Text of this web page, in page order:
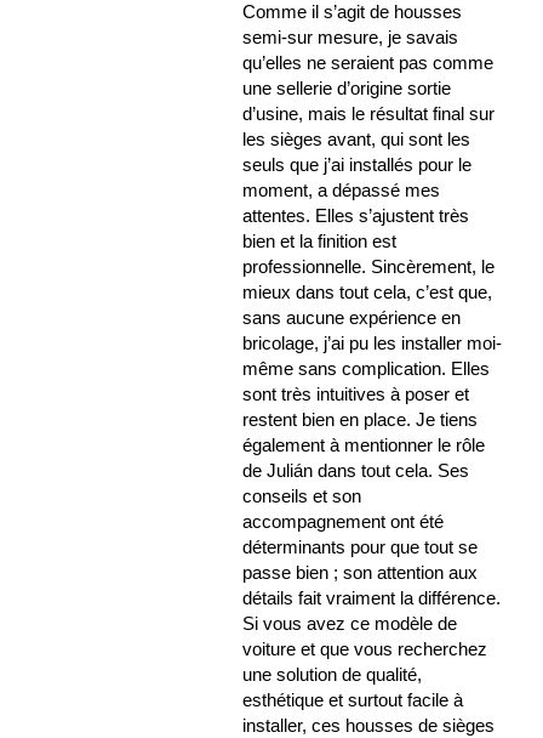
Comme il s’agit de housses
semi-sur mesure, je savais
qu’elles ne seraient pas comme
une sellerie d’origine sortie
d’usine, mais le résultat final sur
les sièges avant, qui sont les
seuls que j’ai installés pour le
moment, a dépassé mes
attentes. Elles s’ajustent très
bien et la finition est
professionnelle. Sincèrement, le
mieux dans tout cela, c’est que,
sans aucune expérience en
bricolage, j’ai pu les installer moi-
même sans complication. Elles
sont très intuitives à poser et
restent bien en place. Je tiens
également à mentionner le rôle
de Julián dans tout cela. Ses
conseils et son
accompagnement ont été
déterminants pour que tout se
passe bien ; son attention aux
détails fait vraiment la différence.
Si vous avez ce modèle de
voiture et que vous recherchez
une solution de qualité,
esthétique et surtout facile à
installer, ces housses de sièges